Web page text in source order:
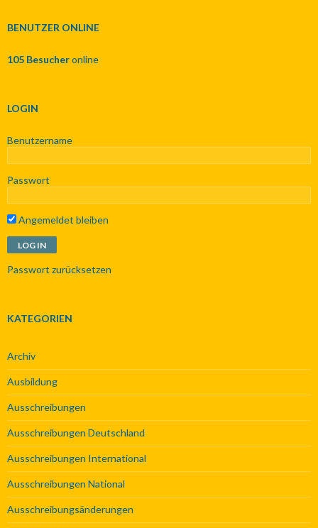
e
a
BENUTZER ONLINE
105 Besucheronline
LOGIN
Benutzername
Passwort
Angemeldet bleiben
Passwort zurücksetzen
KATEGORIEN
Archiv
Ausbildung
Ausschreibungen
Ausschreibungen Deutschland
Ausschreibungen International
Ausschreibungen National
Ausschreibungsänderungen